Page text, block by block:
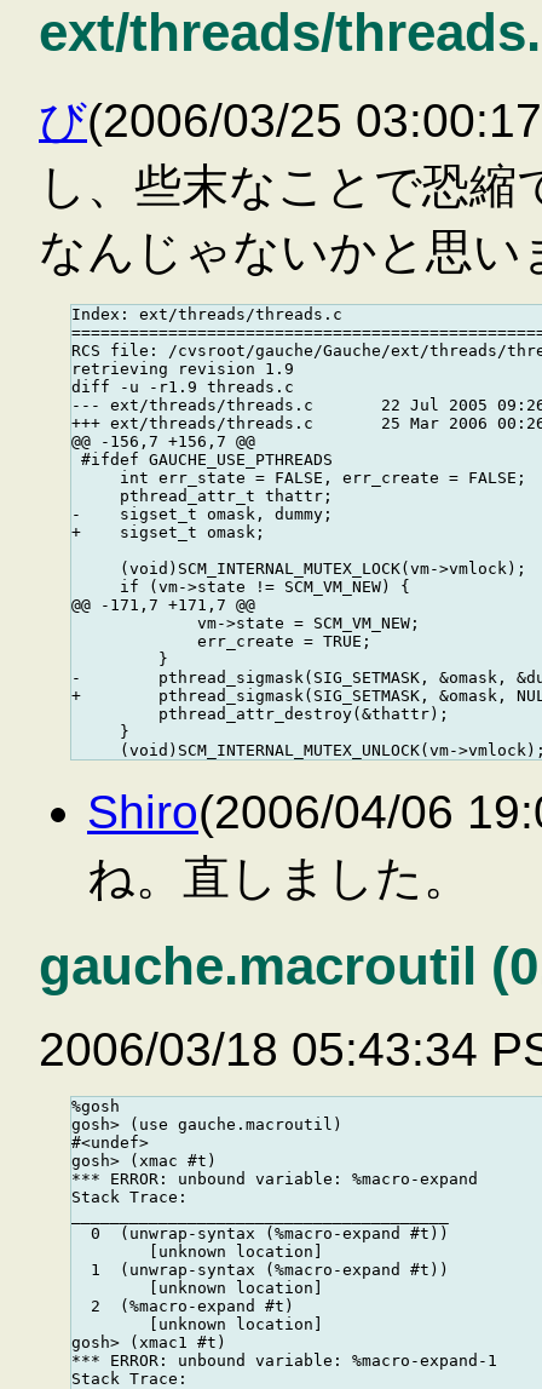
ext/threads/
び(2006/03/25
し、些末なことで恐縮
なんじゃないかと思い
Index: ext/threads/threads.c
RCS file: /cvsroot/gauche/Gauche/ext/threads/
retrieving revision 1.9
diff -u -r1.9 threads.c
--- ext/threads/threads.c       22 Jul 2005
+++ ext/threads/threads.c       25 Mar 2006
@@ -156,7 +156,7 @@
#ifdef GAUCHE_USE_PTHREADS
     int err_state = FALSE, err_create = FALSE;
     pthread_attr_t thattr;
-    sigset_t omask, dummy;
+    sigset_t omask;
     (void)SCM_INTERNAL_MUTEX_LOCK(vm->vmlock);
     if (vm->state != SCM_VM_NEW) {
@@ -171,7 +171,7 @@
             vm->state = SCM_VM_NEW;
             err_create = TRUE;
         }
-        pthread_sigmask(SIG_SETMASK, &omask,
+        pthread_sigmask(SIG_SETMASK, &omask,
         pthread_attr_destroy(&thattr);
     }
Shiro(2006/04/06
ね。直しました。
gauche.macroutil
2006/03/18 05:43:34
%gosh
gosh> (use gauche.macroutil)
#<undef>
gosh> (xmac #t)
*** ERROR: unbound variable: %macro-expand
Stack Trace:
  0  (unwrap-syntax (%macro-expand #t))
        [unknown location]
  1  (unwrap-syntax (%macro-expand #t))
        [unknown location]
  2  (%macro-expand #t)
        [unknown location]
gosh> (xmac1 #t)
*** ERROR: unbound variable: %macro-expand-1
Stack Trace: